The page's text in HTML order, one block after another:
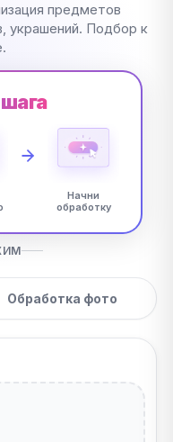
предметов
украшений. Подбор к
Начни
обработку
Обработка фото